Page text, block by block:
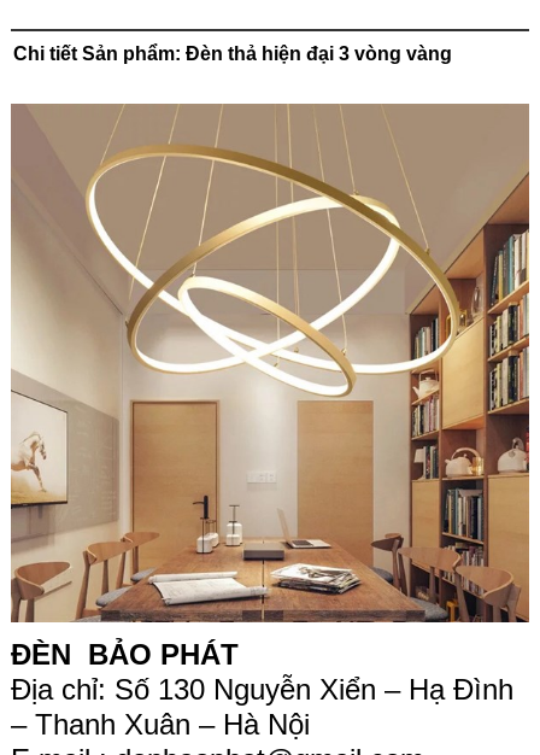
Chi tiết Sản phẩm: Đèn thả hiện đại 3 vòng vàng
ĐÈN BẢO PHÁT
Địa chỉ: Số 130 Nguyễn Xiển – Hạ Đình
– Thanh Xuân – Hà Nội